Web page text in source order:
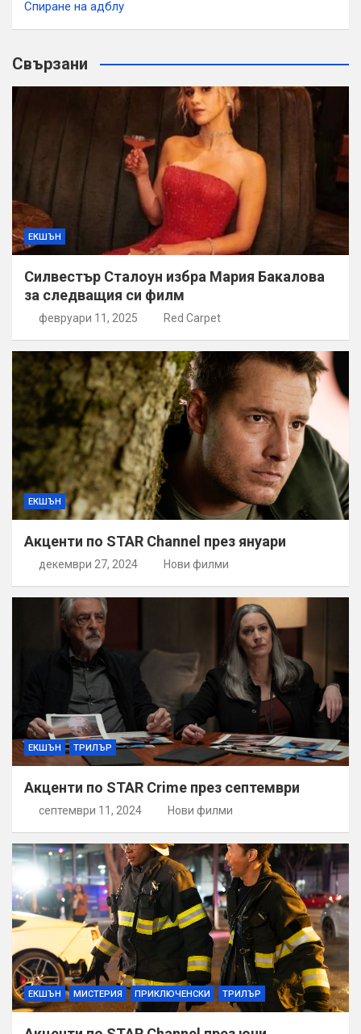
Спиране на адблу
Свързани
ЕКШЪН
Силвестър Сталоун избра Мария Бакалова
за следващия си филм
февруари 11, 2025 Red Carpet
ЕКШЪН
Акценти по STAR Channel през януари
декември 27, 2024 Нови филми
ЕКШЪН ТРИЛЪР
Акценти по STAR Crime през септември
септември 11, 2024 Нови филми
ЕКШЪН МИСТЕРИЯ ПРИКЛЮЧЕНСКИ ТРИЛЪР